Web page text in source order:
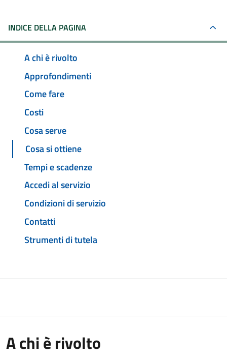
INDICE DELLA PAGINA
A chi è rivolto
Approfondimenti
Come fare
Costi
Cosa serve
Cosa si ottiene
Tempi e scadenze
Accedi al servizio
Condizioni di servizio
Contatti
Strumenti di tutela
A chi è rivolto